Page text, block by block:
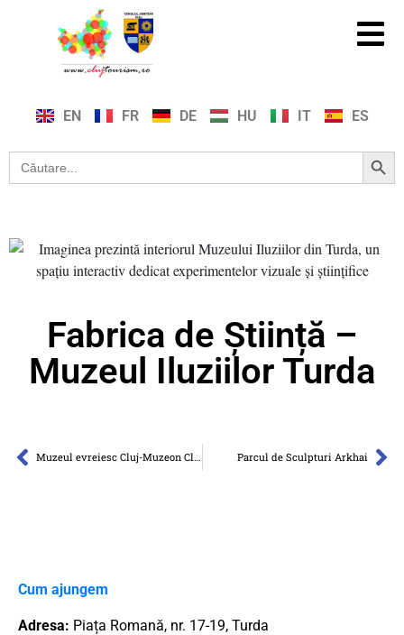
EN FR DE HU IT ES
Search
for:
Search Button
Fabrica de Știință –
Muzeul Iluziilor Turda
Muzeul evreiesc Cluj-Muzeon Cluj Parcul de Sculpturi Arkhai
Cum ajungem
Adresa: Piața Romană, nr. 17-19, Turda